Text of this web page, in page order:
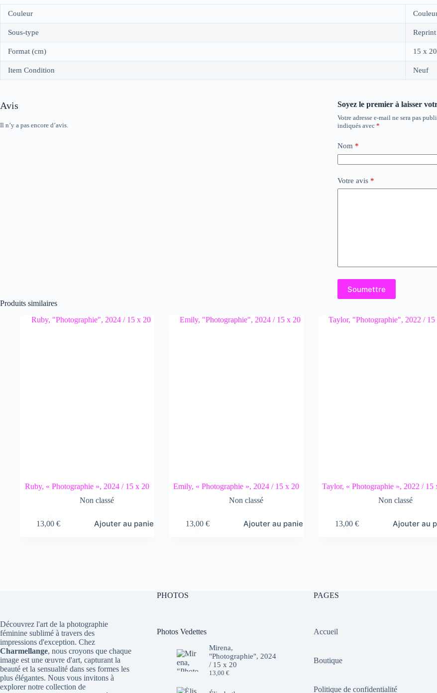
Couleur
Sous-type Reprint
Format (cm) 15 x 20
Item Condition Neuf
Avis
Il n’y a pas encore d’avis.
Soyez le premier à laisser
Votre adresse e-mail ne sera pas
indiqués avec *
Nom *
Votre avis *
Soumettre
Produits similaires
Ruby, « Photographie », 2024 / 15 x 20
Non classé
13,00€ Ajouter au panier
Emily, « Photographie », 2024 / 15 x 20
Non classé
13,00€ Ajouter au panier
Taylor, « Photographie », 2022 / 15
Non classé
13,00€ Ajouter au
Découvrez l'art de la photographie
féminine sublimé à travers des
impressions d'exception. Chez
Charmellange, nous croyons que chaque
image est une œuvre d'art, capturant la
beauté et la sensualité dans ses formes les
plus élégantes. Nous vous invitons à
explorer notre collection de
PHOTOS
Photos Vedettes
Mirena,
"Photographie", 2024
/ 15 x 20
13,00 €
PAGES
Accueil
Boutique
Politique de confidentialité